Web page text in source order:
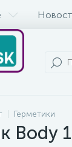
Герметики
Body